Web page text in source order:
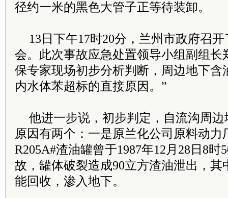
径约一米的黑色大管子正等待装卸。
13日下午17时20分，兰州市政府召
会。此次事故应急处置领导小组副组长
保专家现场初步分析判断，周边地下含
内水体苯超标的直接原因。”
他进一步说，初步判定，自流沟周
原因有两个：一是原兰化公司原料动力
R205A#渣油罐曾于1987年12月28日8时
故，罐体破裂造成90立方渣油泄出，其
能回收，渗入地下。